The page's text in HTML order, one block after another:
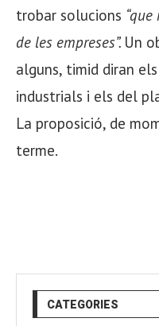
trobar solucions
de les empreses”. Un
alguns, timid diran
industrials i els del
La proposició, de
terme.
CATEGORIES